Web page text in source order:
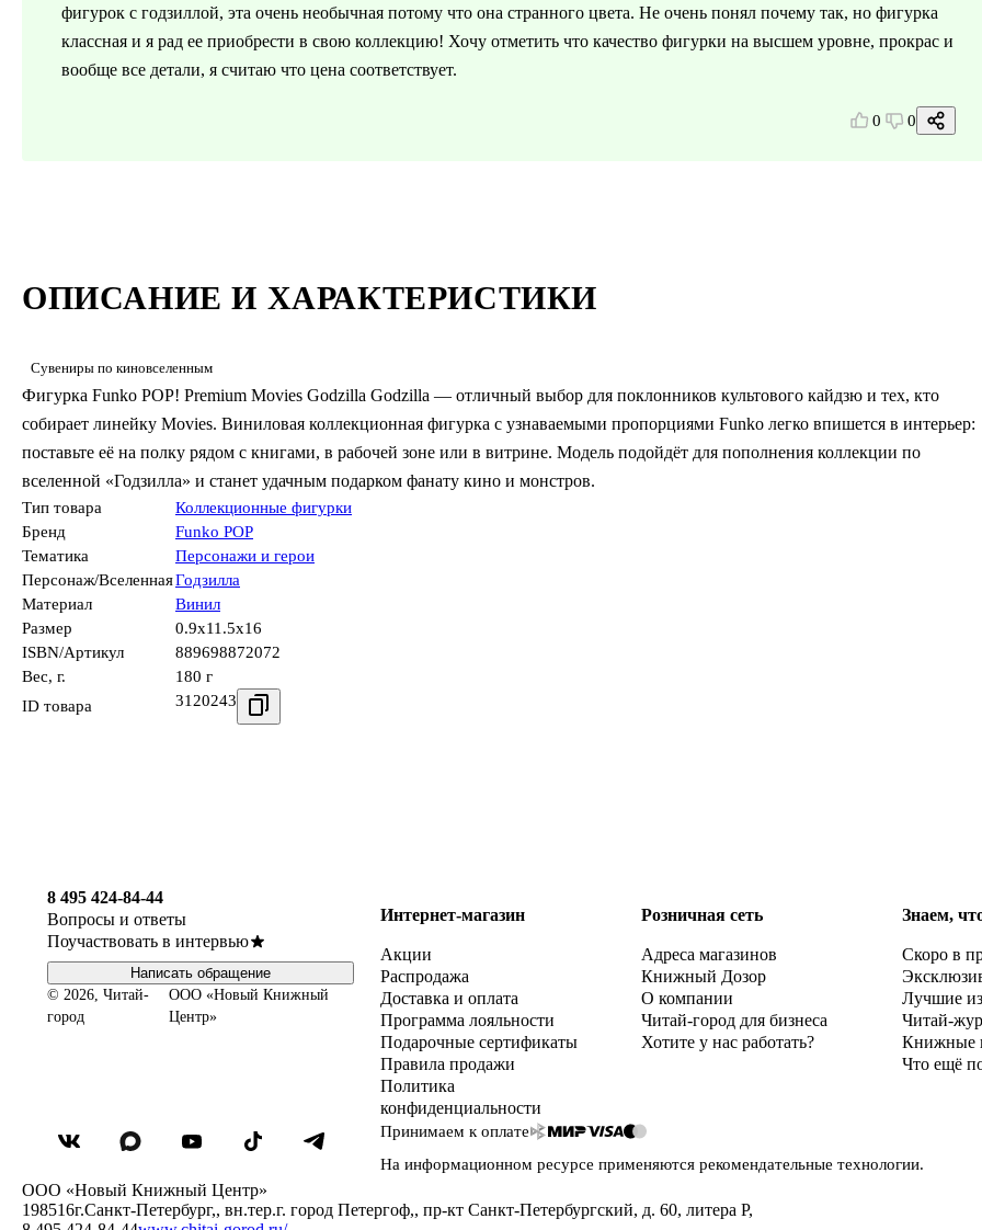
ОПИСАНИЕ И ХАРАКТЕРИСТИКИ
Сувениры по киновселенным
Фигурка Funko POP! Premium Movies Godzilla Godzilla — отличный выбор для поклонников культового кайдзю и тех, кто
собирает линейку Movies. Виниловая коллекционная фигурка с узнаваемыми пропорциями Funko легко впишется в интерьер:
поставьте её на полку рядом с книгами, в рабочей зоне или в витрине. Модель подойдёт для пополнения коллекции по
вселенной «Годзилла» и станет удачным подарком фанату кино и монстров.
Тип товара
Коллекционные фигурки
Бренд
Funko POP
Тематика
Персонажи и герои
Персонаж/ВселеннаяГодзилла
Материал
Винил
Размер
0.9x11.5x16
ISBN/Артикул
889698872072
Вес, г.
180 г
ID товара
3120243
фигурок с годзиллой, эта очень необычная потому что она странного цвета. Не очень понял почему так, но фигурка
классная и я рад ее приобрести в свою коллекцию! Хочу отметить что качество фигурки на высшем уровне, прокрас и
вообще все детали, я считаю что цена соответствует.
0 0
8 495 424-84-44
Вопросы и ответы
Поучаствовать в интервью
Написать обращение
© 2026, Читай-
город
ООО «Новый Книжный
Центр»
Интернет-магазин
Акции
Распродажа
Доставка и оплата
Программа лояльности
Подарочные сертификаты
Правила продажи
Политика
конфиденциальности
Розничная сеть
Адреса магазинов
Книжный Дозор
О компании
Читай-город для бизнеса
Хотите у нас работать?
Знаем,
Скоро в
Лучшие
Читай-
Книжные
Что ещё
Принимаем к оплате
На информационном ресурсе применяются рекомендательные технологии.
ООО «Новый Книжный Центр»
198516г.Санкт-Петербург,, вн.тер.г. город Петергоф,, пр-кт Санкт-Петербургский, д. 60, литера Р,